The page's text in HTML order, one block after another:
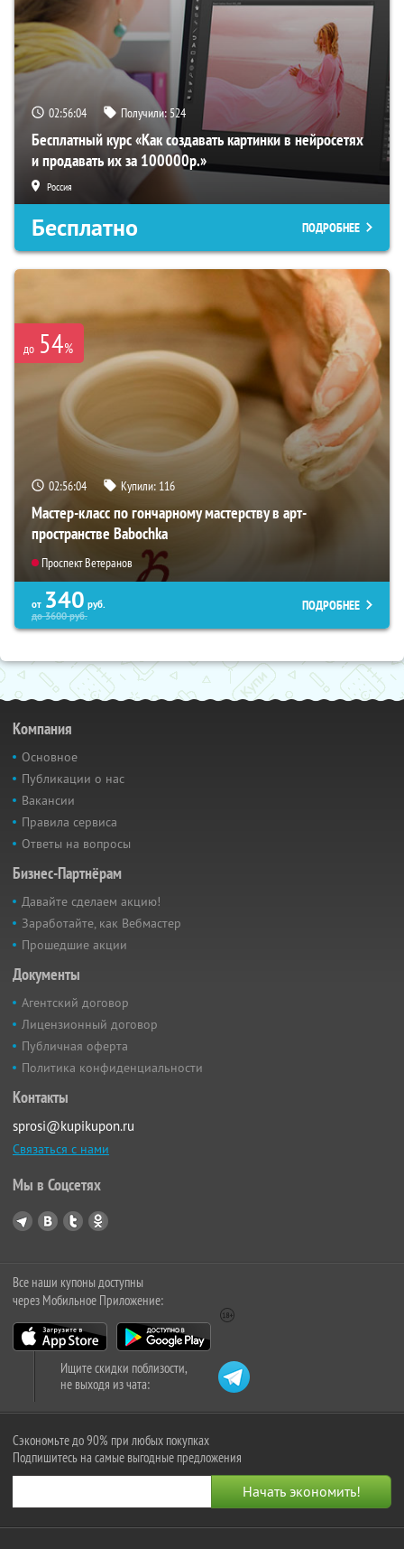
02:56:03 Получили: 524
Бесплатный курс «Как создавать картинки в нейросетях
и продавать их за 100000р.»
Россия
Бесплатно ПОДРОБНЕЕ
до 54%
02:56:03 Купили: 116
Мастер-класс по гончарному мастерству в арт-
пространстве Babochka
Проспект Ветеранов
от 340 руб.
до3600руб.
ПОДРОБНЕЕ
Компания
Основное
Публикации о нас
Вакансии
Правила сервиса
Ответы на вопросы
Бизнес-Партнёрам
Давайте сделаем акцию!
Заработайте, как Вебмастер
Прошедшие акции
Документы
Агентский договор
Лицензионный договор
Публичная оферта
Политика конфиденциальности
Контакты
sprosi@kupikupon.ru
Связаться с нами
Мы в Соцсетях
Все наши купоны доступны
через Мобильное Приложение:
Ищите скидки поблизости,
не выходя из чата:
Сэкономьте до 90% при любых покупках
Подпишитесь на самые выгодные предложения